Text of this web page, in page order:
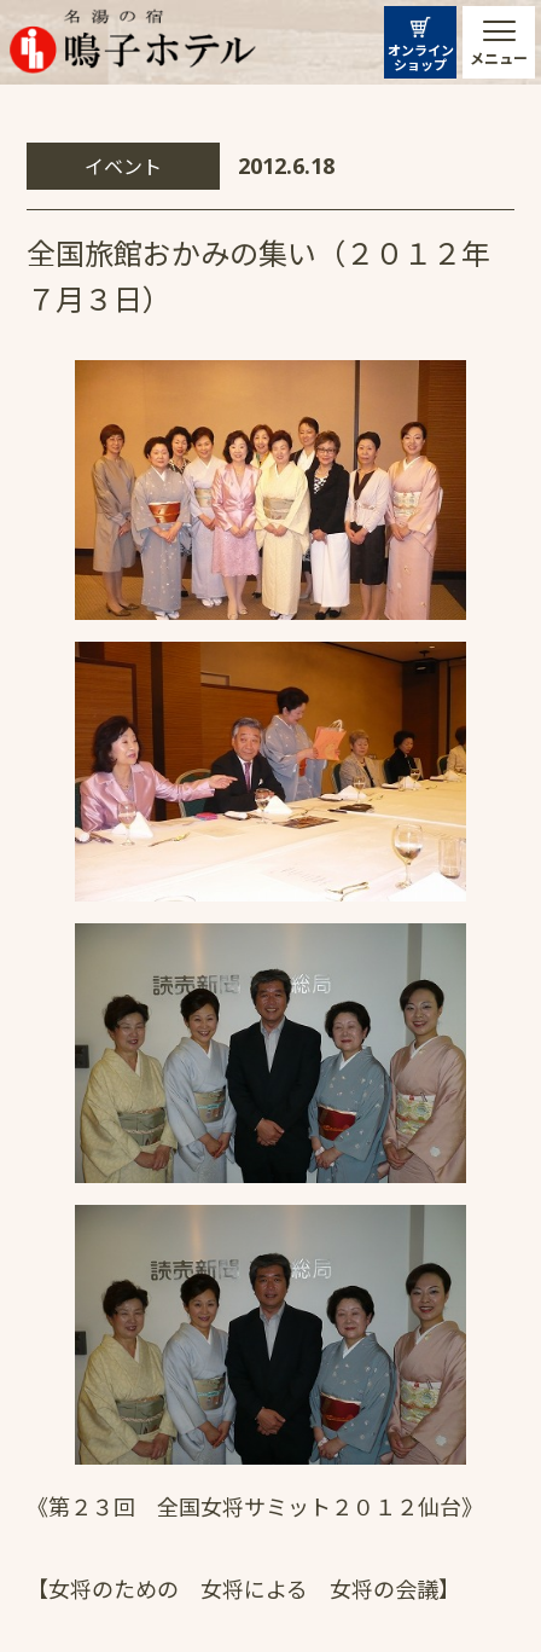
メニュー
オンライン
ショップ
イベント 2012.6.18
全国旅館おかみの集い（２０１２年
７月３日）
《第２３回 全国女将サミット２０１２仙台》
【女将のための 女将による 女将の会議】